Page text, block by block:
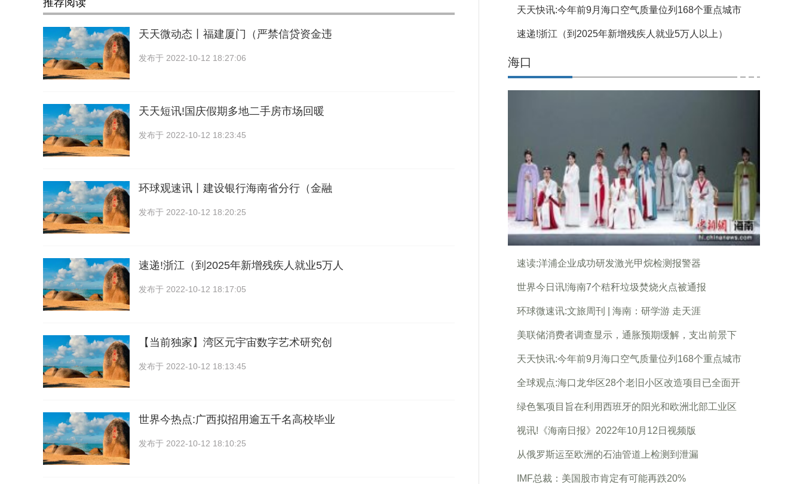
推荐阅读
天天微动态丨福建厦门（严禁信贷资金违
发布于 2022-10-12 18:27:06
天天短讯!国庆假期多地二手房市场回暖
发布于 2022-10-12 18:23:45
环球观速讯丨建设银行海南省分行（金融
发布于 2022-10-12 18:20:25
速递!浙江（到2025年新增残疾人就业5万人
发布于 2022-10-12 18:17:05
【当前独家】湾区元宇宙数字艺术研究创
发布于 2022-10-12 18:13:45
世界今热点:广西拟招用逾五千名高校毕业
发布于 2022-10-12 18:10:25
天天快讯:今年前9月海口空气质量位列168个重点城市
速递!浙江（到2025年新增残疾人就业5万人以上）
海口
速读:洋浦企业成功研发激光甲烷检测报警器
世界今日讯!海南7个秸秆垃圾焚烧火点被通报
环球微速讯:文旅周刊 | 海南：研学游 走天涯
美联储消费者调查显示，通胀预期缓解，支出前景下
天天快讯:今年前9月海口空气质量位列168个重点城市
全球观点:海口龙华区28个老旧小区改造项目已全面开
绿色氢项目旨在利用西班牙的阳光和欧洲北部工业区
视讯!《海南日报》2022年10月12日视频版
从俄罗斯运至欧洲的石油管道上检测到泄漏
IMF总裁：美国股市肯定有可能再跌20%